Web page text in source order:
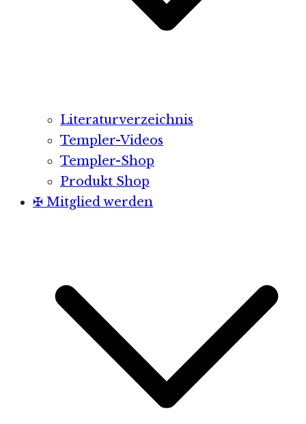
Literaturverzeichnis
Templer-Videos
Templer-Shop
Produkt Shop
✠ Mitglied werden